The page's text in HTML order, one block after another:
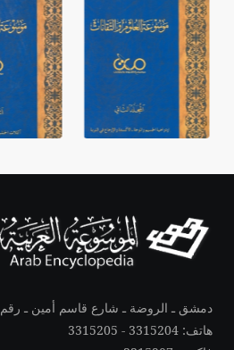
دمشق ـ الروضة ـ شارع قاسم أمين ـ رقم 39
هاتف: 3315204 - 3315205